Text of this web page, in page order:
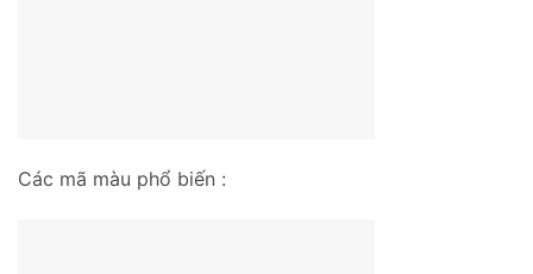
Các mã màu phổ biến :